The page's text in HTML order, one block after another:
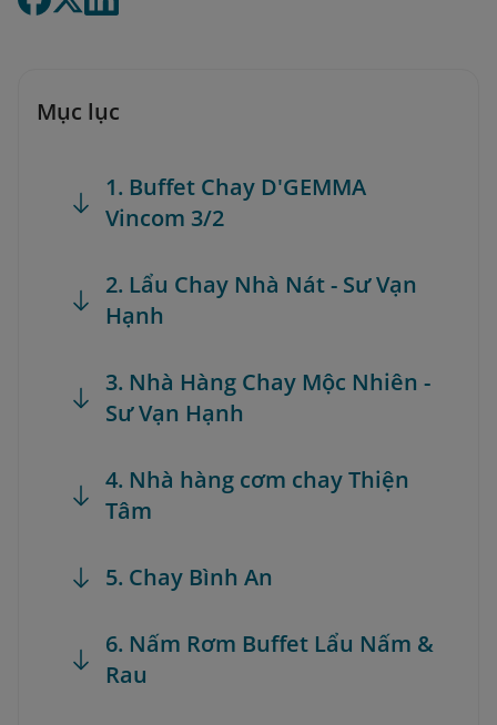
Mục lục
1. Buffet Chay D'GEMMA
Vincom 3/2
2. Lẩu Chay Nhà Nát - Sư Vạn
Hạnh
3. Nhà Hàng Chay Mộc Nhiên -
Sư Vạn Hạnh
4. Nhà hàng cơm chay Thiện
Tâm
5. Chay Bình An
6. Nấm Rơm Buffet Lẩu Nấm &
Rau